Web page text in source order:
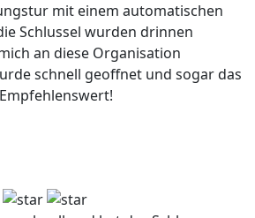
mit einem automatischen
Schlussel wurden drinnen
an diese Organisation
schnell geoffnet und sogar das